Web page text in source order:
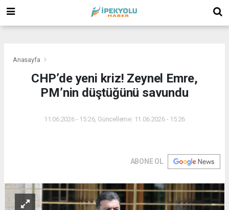
Anasayfa
CHP’de yeni kriz! Zeynel Emre,
PM’nin düştüğünü savundu
11.06.2026 - 15:26, Güncelleme: 11.06.2026 - 15:26
ABONE OL